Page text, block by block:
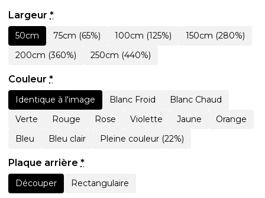
Largeur *
50cm 75cm (65%) 100cm (125%)
150cm (280%)
200cm (360%)
250cm (440%)
Couleur *
Identique à l'image Blanc Froid
Blanc Chaud
Verte
Rouge Rose Violette Jaune
Orange
Bleu
Bleu clair Pleine couleur (22%)
Plaque arrière *
Découper Rectangulaire